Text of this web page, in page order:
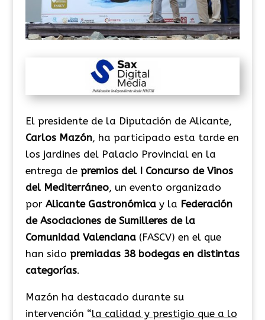
El presidente de la Diputación de Alicante,
Carlos Mazón, ha participado esta tarde en
los jardines del Palacio Provincial en la
entrega de premios del I Concurso de Vinos
del Mediterráneo, un evento organizado
por Alicante Gastronómicay la Federación
de Asociaciones de Sumilleres de la
Comunidad Valenciana(FASCV) en el que
han sido premiadas 38 bodegas en distintas
categorías.
Mazón ha destacado durante su
intervención “la calidad y prestigio que a lo